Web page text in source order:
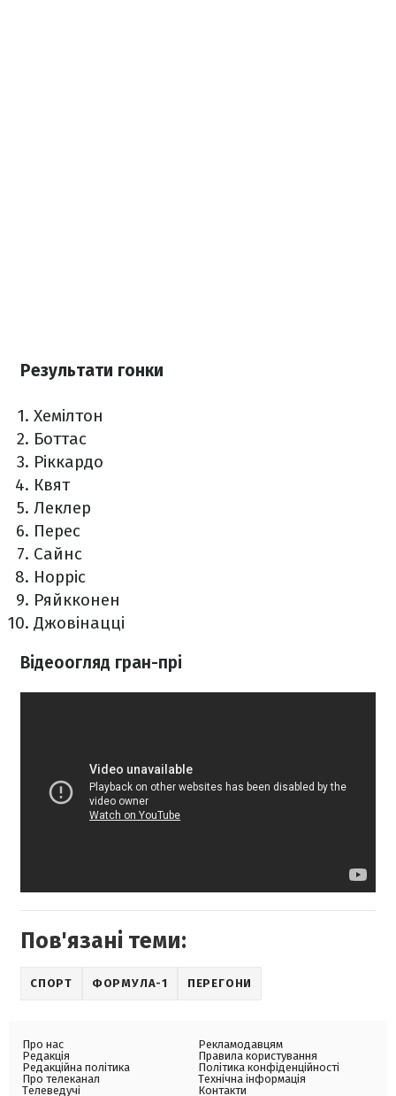
Результати гонки
Хемілтон
Боттас
Ріккардо
Квят
Леклер
Перес
Сайнс
Норріс
Ряйкконен
Джовінацці
Відеоогляд гран-прі
Пов'язані теми:
СПОРТ ФОРМУЛА-1 ПЕРЕГОНИ
Про нас
Редакція
Редакційна політика
Про телеканал
Телеведучі
Рекламодавцям
Правила користування
Політика конфіденційності
Технічна інформація
Контакти